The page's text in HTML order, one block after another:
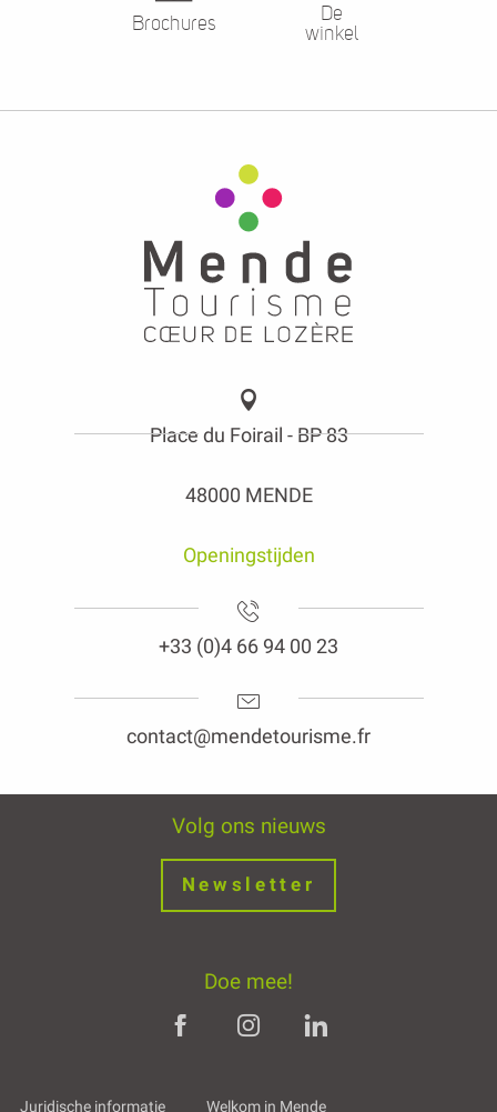
Brochures
De
winkel
Place du Foirail - BP 83
48000 MENDE
Openingstijden
+33 (0)4 66 94 00 23
contact@mendetourisme.fr
Volg ons nieuws
Newsletter
Doe mee!
Juridische informatie Welkom in Mende